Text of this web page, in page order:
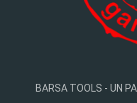
BARSA TOOLS - UN